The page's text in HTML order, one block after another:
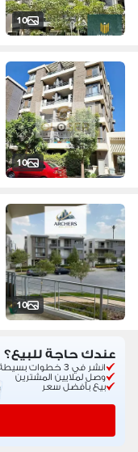
10
10
10
عندك حاجة للبيع؟
انشر في 3 خطوات بسيطة
وصل لملايين المشترين
بيع بأفضل سعر